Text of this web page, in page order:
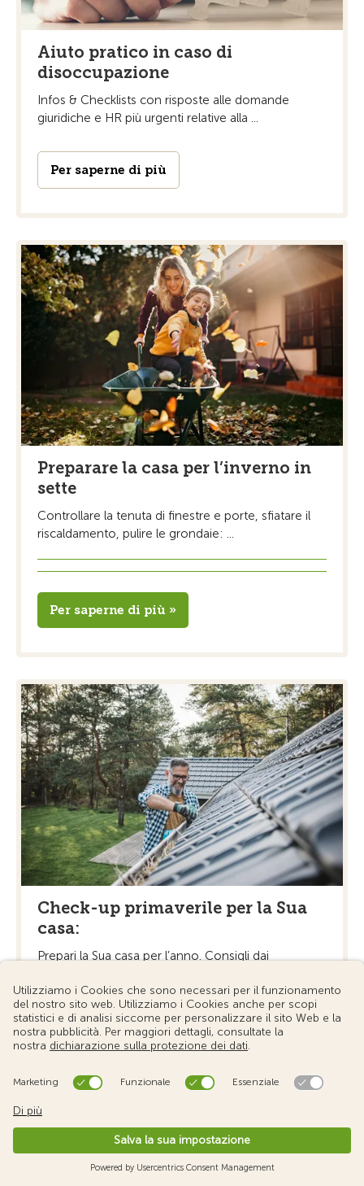
Aiuto pratico in caso di
disoccupazione
Infos & Checklists con risposte alle domande
giuridiche e HR più urgenti relative alla ...
Per saperne di più
Preparare la casa per l’inverno in
sette
Controllare la tenuta di finestre e porte, sfiatare il
riscaldamento, pulire le grondaie: ...
Per saperne di più »
Check-up primaverile per la Sua
casa:
Prepari la Sua casa per l’anno. Consigli dai
Per saperne di più »